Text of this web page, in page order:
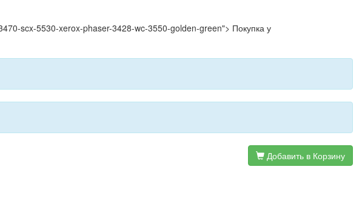
scx-5530-xerox-phaser-3428-wc-3550-golden-green"> Покупка у
Добавить в Корзину